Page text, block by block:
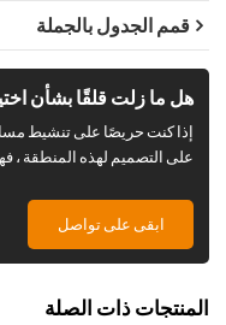
قمم الجدول بالجملة
هل ما زلت قلقًا بشأن
إذا كنت حريصًا على تنشيط
على التصميم لهذه المنطقة ،
ابقى على تواصل
المنتجات ذات الصلة